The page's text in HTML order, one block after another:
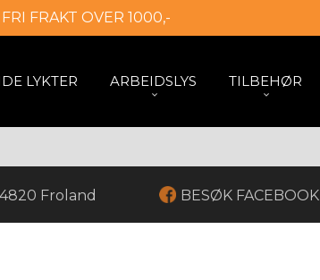
FRI FRAKT OVER 1000,-
LYKTER ARBEIDSLYS TILBEHØR
Froland BESØK FACEBOOK